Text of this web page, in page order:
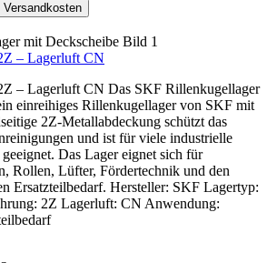
– Lagerluft CN
– Lagerluft CN Das SKF Rillenkugellager
einreihiges Rillenkugellager von SKF mit
2Z-Metallabdeckung schützt das
und ist für viele industrielle
Das Lager eignet sich für
Rollen, Lüfter, Fördertechnik und den
Ersatzteilbedarf. Hersteller: SKF Lagertyp:
2Z Lagerluft: CN Anwendung: